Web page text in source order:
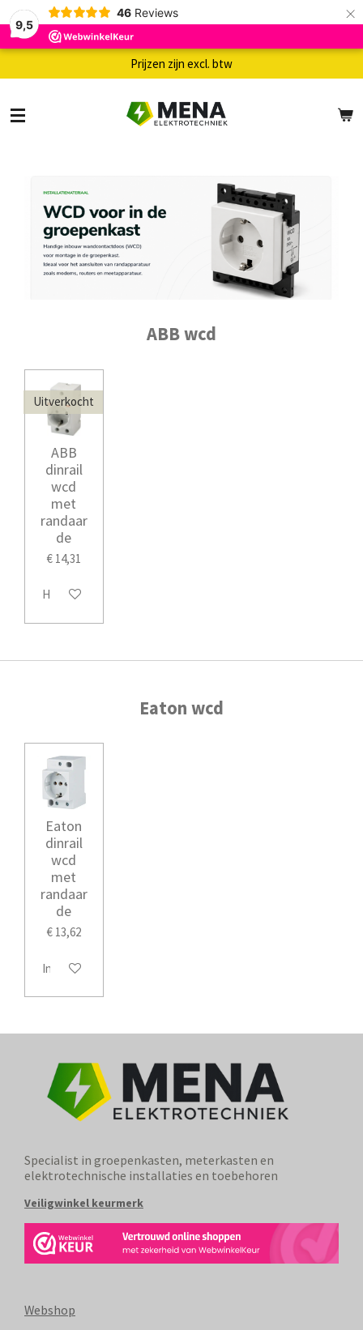
9,5
46 Reviews ×
Prijzen zijn excl. btw
ABB wcd
Uitverkocht
ABB
dinrail
wcd
met
randaar
de
€ 14,31
Houd mij op de hoogte
Eaton wcd
Eaton
dinrail
wcd
met
randaar
de
€ 13,62
In winkelwagen
Specialist in groepenkasten, meterkasten en
elektrotechnische installaties en toebehoren
Veiligwinkel keurmerk
Webshop